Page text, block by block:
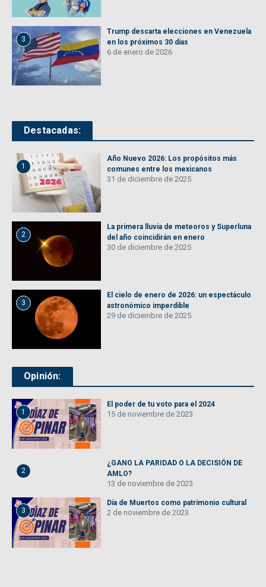
3
Trump descarta elecciones en Venezuela
en los próximos 30 días
6 de enero de 2026
Destacadas:
1
Año Nuevo 2026: Los propósitos más
comunes entre los mexicanos
31 de diciembre de 2025
2
La primera lluvia de meteoros y Superluna
del año coincidirán en enero
30 de diciembre de 2025
3
El cielo de enero de 2026: un espectáculo
astronómico imperdible
29 de diciembre de 2025
Opinión:
1
El poder de tu voto para el 2024
15 de noviembre de 2023
2
¿GANO LA PARIDAD O LA DECISIÓN DE
AMLO?
13 de noviembre de 2023
3
Día de Muertos como patrimonio cultural
2 de noviembre de 2023